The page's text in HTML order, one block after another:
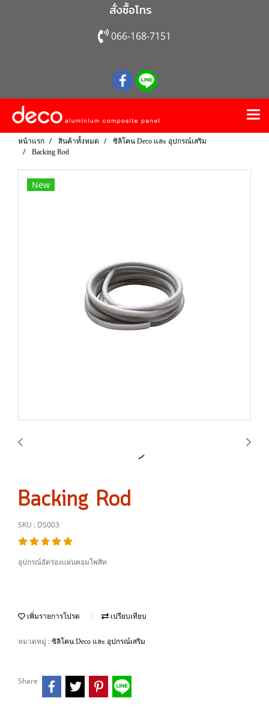
สั่งซื้อโทร
066-168-7151
หน้าแรก สินค้าทั้งหมด
ซิลิโคน Deco และ อุปกรณ์เสริม
Backing Rod
New
Backing Rod
SKU : DS003
อุปกรณ์อัดร่องแผ่นคอมโพสิท
เพิ่มรายการโปรด เปรียบเทียบ
หมวดหมู่ : ซิลิโคน Deco และ อุปกรณ์เสริม
Share